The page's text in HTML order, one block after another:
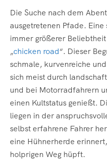
Die Suche nach dem
ausgetretenen Pfade.
immer größerer
„chicken road“. Dieser
schmale, kurvenreiche
sich meist durch
und bei Motorradfahrern
einen Kultstatus genießt.
liegen in der
selbst erfahrene Fahrer
eine Hühnerherde
holprigen Weg hüpft.